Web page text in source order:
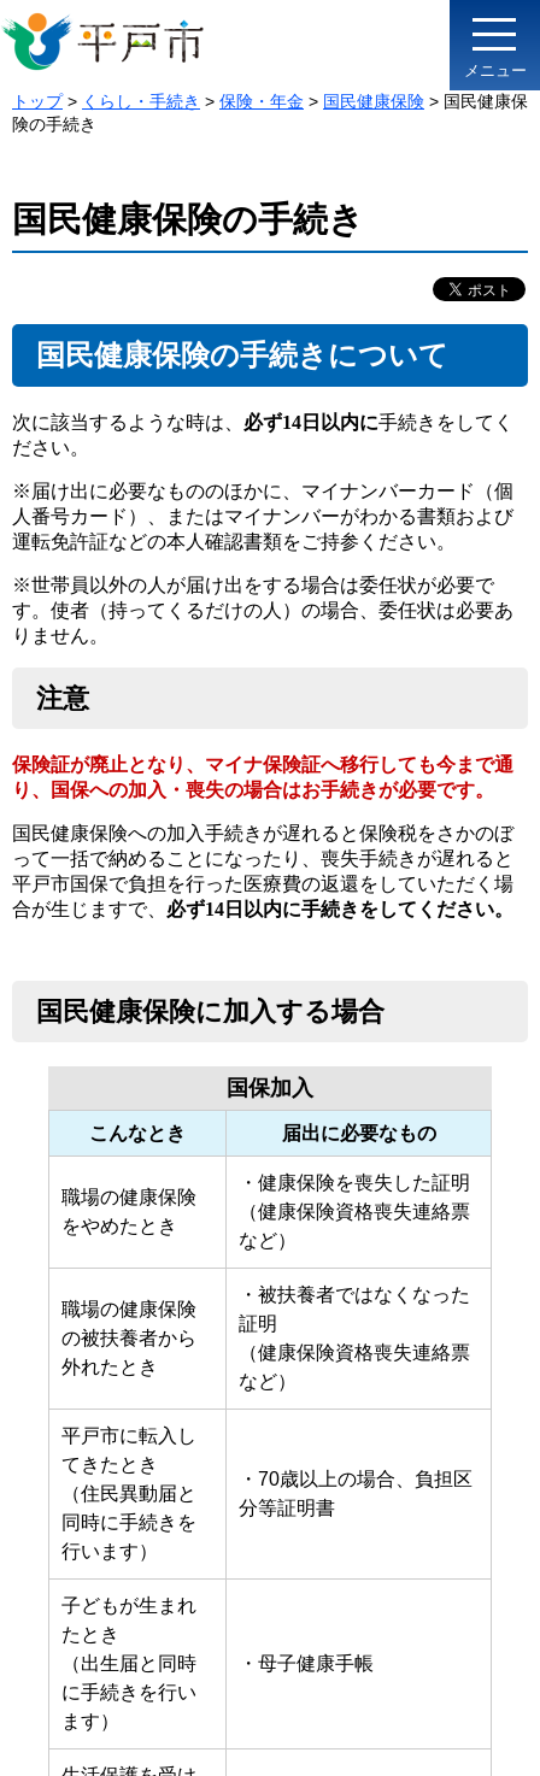
メニュー
トップ> くらし・手続き > 保険・年金 > 国民健康保険 > 国民健康保
険の手続き
国民健康保険の手続き
国民健康保険の手続きについて
次に該当するような時は、 必ず14日以内に手続きをしてく
ださい。
※届け出に必要なもののほかに、マイナンバーカード（個
人番号カード）、またはマイナンバーがわかる書類および
運転免許証などの本人確認書類をご持参ください。
※世帯員以外の人が届け出をする場合は委任状が必要で
す。使者（持ってくるだけの人）の場合、委任状は必要あ
りません。
注意
保険証が廃止となり、マイナ保険証へ移行しても今まで通
り、国保への加入・喪失の場合はお手続きが必要です。
国民健康保険への加入手続きが遅れると保険税をさかのぼ
って一括で納めることになったり、喪失手続きが遅れると
平戸市国保で負担を行った医療費の返還をしていただく場
合が生じますで、 必ず14日以内に手続きをしてください。
国民健康保険に加入する場合
国保加入
こんなとき 届出に必要なもの
職場の健康保険
をやめたとき
・健康保険を喪失した証明
（健康保険資格喪失連絡票
など）
職場の健康保険
の被扶養者から
外れたとき
・被扶養者ではなくなった
証明
（健康保険資格喪失連絡票
など）
平戸市に転入し
てきたとき
（住民異動届と
同時に手続きを
行います）
・70歳以上の場合、負担区
分等証明書
子どもが生まれ
たとき
（出生届と同時
に手続きを行い
ます）
・母子健康手帳